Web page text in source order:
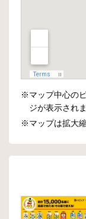
※マップ中心の
ジが表示されま
※マップは拡大